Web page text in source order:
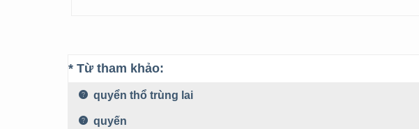
* Từ tham khảo:
quyển thổ trùng lai
quyến